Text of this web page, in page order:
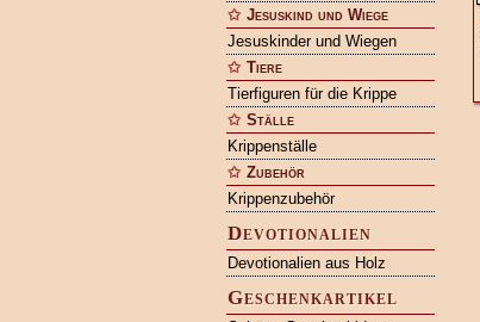
Jesuskind und Wiege
Jesuskinder und Wiegen
Tiere
Tierfiguren für die Krippe
Ställe
Krippenställe
Zubehör
Krippenzubehör
Devotionalien
Devotionalien aus Holz
Geschenkartikel